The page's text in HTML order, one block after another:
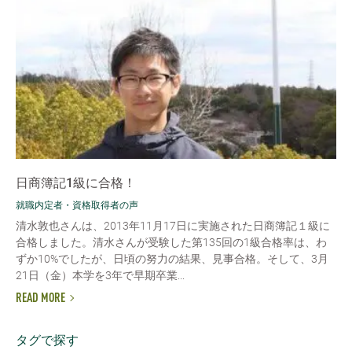
日商簿記1級に合格！
就職内定者・資格取得者の声
清水敦也さんは、2013年11月17日に実施された日商簿記１級に
合格しました。清水さんが受験した第135回の1級合格率は、わ
ずか10%でしたが、日頃の努力の結果、見事合格。そして、3月
21日（金）本学を3年で早期卒業...
READ MORE
タグで探す